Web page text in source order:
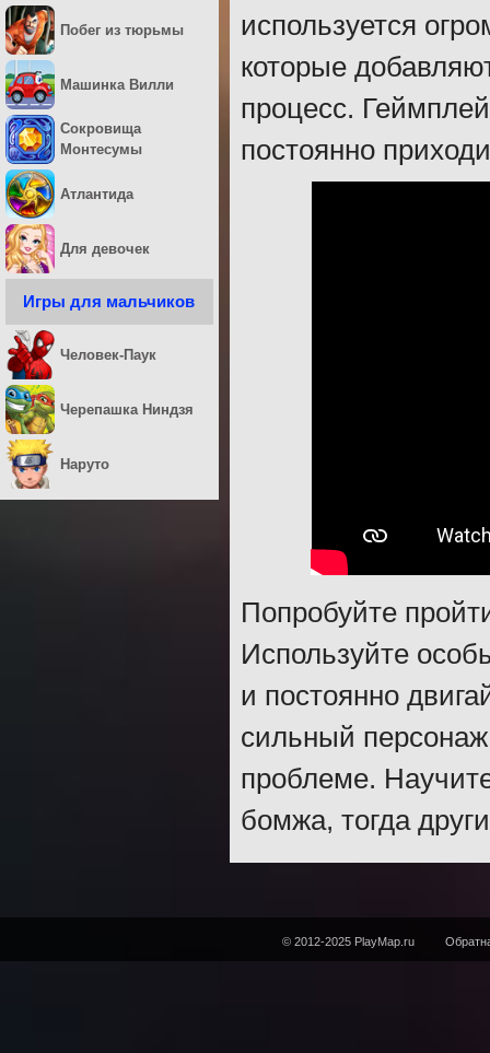
используется
которые
процесс.
постоянно
Попробуйте
Используйте
и постоянно
сильный
проблеме.
бомжа, тогда
Побег из тюрьмы
Машинка Вилли
Сокровища
Монтесумы
Атлантида
Для девочек
Игры для мальчиков
Человек-Паук
Черепашка Ниндзя
Наруто
© 2012-2025 PlayMap.ru